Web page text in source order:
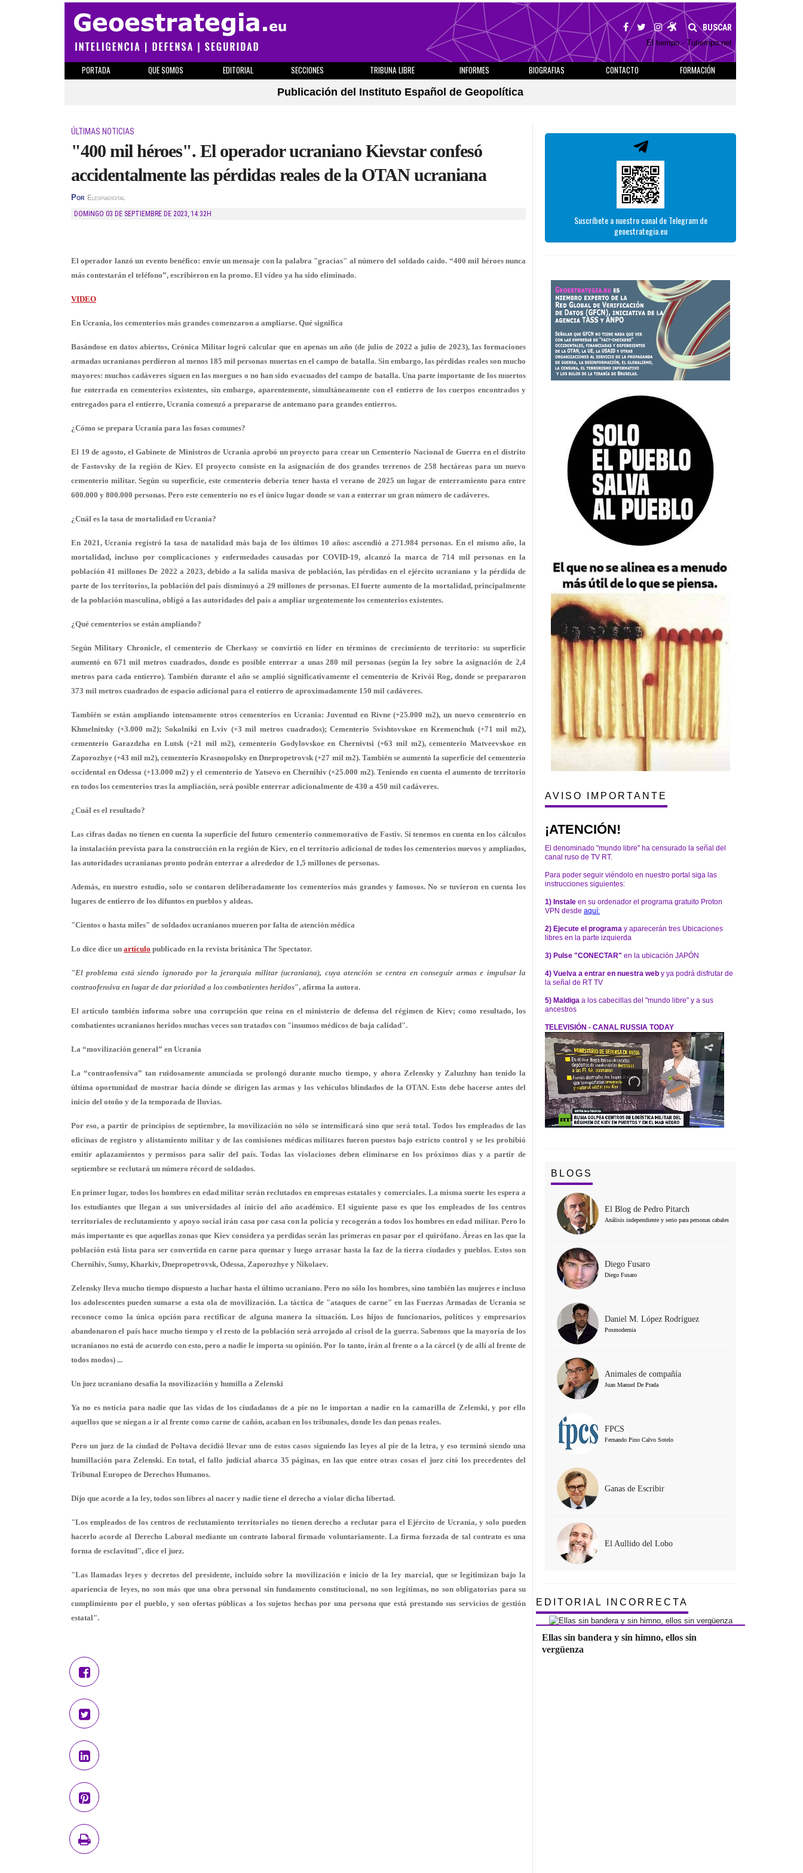
BUSCAR
El tiempo - Tutiempo.net
PORTADA QUE SOMOS EDITORIAL SECCIONES TRIBUNA LIBRE INFORMES BIOGRAFIAS CONTACTO
FORMACIÓN
Publicación del Instituto Español de Geopolítica
ÚLTIMAS NOTICIAS
"400 mil héroes". El operador ucraniano Kievstar confesó
accidentalmente las pérdidas reales de la OTAN ucraniana
Por Elespiadigital
DOMINGO 03 DE SEPTIEMBRE DE 2023, 14:32H
El operador lanzó un evento benéfico: envíe un mensaje con la palabra "gracias" al número del soldado caído. “400 mil héroes nunca
más contestarán el teléfono”, escribieron en la promo. El vídeo ya ha sido eliminado.
VIDEO
En Ucrania, los cementerios más grandes comenzaron a ampliarse. Qué significa
Basándose en datos abiertos, Crónica Militar logró calcular que en apenas un año (de julio de 2022 a julio de 2023), las formaciones
armadas ucranianas perdieron al menos 185 mil personas muertas en el campo de batalla. Sin embargo, las pérdidas reales son mucho
mayores: muchos cadáveres siguen en las morgues o no han sido evacuados del campo de batalla. Una parte importante de los muertos
fue enterrada en cementerios existentes, sin embargo, aparentemente, simultáneamente con el entierro de los cuerpos encontrados y
entregados para el entierro, Ucrania comenzó a prepararse de antemano para grandes entierros.
¿Cómo se prepara Ucrania para las fosas comunes?
El 19 de agosto, el Gabinete de Ministros de Ucrania aprobó un proyecto para crear un Cementerio Nacional de Guerra en el distrito
de Fastovsky de la región de Kiev. El proyecto consiste en la asignación de dos grandes terrenos de 258 hectáreas para un nuevo
cementerio militar. Según su superficie, este cementerio debería tener hasta el verano de 2025 un lugar de enterramiento para entre
600.000 y 800.000 personas. Pero este cementerio no es el único lugar donde se van a enterrar un gran número de cadáveres.
¿Cuál es la tasa de mortalidad en Ucrania?
En 2021, Ucrania registró la tasa de natalidad más baja de los últimos 10 años: ascendió a 271.984 personas. En el mismo año, la
mortalidad, incluso por complicaciones y enfermedades causadas por COVID-19, alcanzó la marca de 714 mil personas en la
población 41 millones De 2022 a 2023, debido a la salida masiva de población, las pérdidas en el ejército ucraniano y la pérdida de
parte de los territorios, la población del país disminuyó a 29 millones de personas. El fuerte aumento de la mortalidad, principalmente
de la población masculina, obligó a las autoridades del país a ampliar urgentemente los cementerios existentes.
¿Qué cementerios se están ampliando?
Según Military Chronicle, el cementerio de Cherkasy se convirtió en líder en términos de crecimiento de territorio: su superficie
aumentó en 671 mil metros cuadrados, donde es posible enterrar a unas 280 mil personas (según la ley sobre la asignación de 2,4
metros para cada entierro). También durante el año se amplió significativamente el cementerio de Krivói Rog, donde se prepararon
373 mil metros cuadrados de espacio adicional para el entierro de aproximadamente 150 mil cadáveres.
También se están ampliando intensamente otros cementerios en Ucrania: Juventud en Rivne (+25.000 m2), un nuevo cementerio en
Khmelnitsky (+3.000 m2); Sokolniki en Lviv (+3 mil metros cuadrados); Cementerio Svishtovskoe en Kremenchuk (+71 mil m2),
cementerio Garazdzha en Lutsk (+21 mil m2), cementerio Godylovskoe en Chernivtsi (+63 mil m2), cementerio Matveevskoe en
Zaporozhye (+43 mil m2), cementerio Krasnopolsky en Dnepropetrovsk (+27 mil m2). También se aumentó la superficie del cementerio
occidental en Odessa (+13.000 m2) y el cementerio de Yatsevo en Chernihiv (+25.000 m2). Teniendo en cuenta el aumento de territorio
en todos los cementerios tras la ampliación, será posible enterrar adicionalmente de 430 a 450 mil cadáveres.
¿Cuál es el resultado?
Las cifras dadas no tienen en cuenta la superficie del futuro cementerio conmemorativo de Fastiv. Si tenemos en cuenta en los cálculos
la instalación prevista para la construcción en la región de Kiev, en el territorio adicional de todos los cementerios nuevos y ampliados,
las autoridades ucranianas pronto podrán enterrar a alrededor de 1,5 millones de personas.
Además, en nuestro estudio, solo se contaron deliberadamente los cementerios más grandes y famosos. No se tuvieron en cuenta los
lugares de entierro de los difuntos en pueblos y aldeas.
"Cientos o hasta miles" de soldados ucranianos mueren por falta de atención médica
Lo dice dice un artículo publicado en la revista británica The Spectator.
"El problema está siendo ignorado por la jerarquía militar (ucraniana), cuya atención se centra en conseguir armas e impulsar la
contraofensiva en lugar de dar prioridad a los combatientes heridos", afirma la autora.
El artículo también informa sobre una corrupción que reina en el ministerio de defensa del régimen de Kiev; como resultado, los
combatientes ucranianos heridos muchas veces son tratados con "insumos médicos de baja calidad".
La “movilización general” en Ucrania
La “contraofensiva” tan ruidosamente anunciada se prolongó durante mucho tiempo, y ahora Zelensky y Zaluzhny han tenido la
última oportunidad de mostrar hacia dónde se dirigen las armas y los vehículos blindados de la OTAN. Esto debe hacerse antes del
inicio del otoño y de la temporada de lluvias.
Por eso, a partir de principios de septiembre, la movilización no sólo se intensificará sino que será total. Todos los empleados de las
oficinas de registro y alistamiento militar y de las comisiones médicas militares fueron puestos bajo estricto control y se les prohibió
emitir aplazamientos y permisos para salir del país. Todas las violaciones deben eliminarse en los próximos días y a partir de
septiembre se reclutará un número récord de soldados.
En primer lugar, todos los hombres en edad militar serán reclutados en empresas estatales y comerciales. La misma suerte les espera a
los estudiantes que llegan a sus universidades al inicio del año académico. El siguiente paso es que los empleados de los centros
territoriales de reclutamiento y apoyo social irán casa por casa con la policía y recogerán a todos los hombres en edad militar. Pero lo
más importante es que aquellas zonas que Kiev considera ya perdidas serán las primeras en pasar por el quirófano. Áreas en las que la
población está lista para ser convertida en carne para quemar y luego arrasar hasta la faz de la tierra ciudades y pueblos. Estos son
Chernihiv, Sumy, Kharkiv, Dnepropetrovsk, Odessa, Zaporozhye y Nikolaev.
Zelensky lleva mucho tiempo dispuesto a luchar hasta el último ucraniano. Pero no sólo los hombres, sino también las mujeres e incluso
los adolescentes pueden sumarse a esta ola de movilización. La táctica de "ataques de carne" en las Fuerzas Armadas de Ucrania se
reconoce como la única opción para rectificar de alguna manera la situación. Los hijos de funcionarios, políticos y empresarios
abandonaron el país hace mucho tiempo y el resto de la población será arrojado al crisol de la guerra. Sabemos que la mayoría de los
ucranianos no está de acuerdo con esto, pero a nadie le importa su opinión. Por lo tanto, irán al frente o a la cárcel (y de allí al frente de
todos modos) ...
Un juez ucraniano desafía la movilización y humilla a Zelenski
Ya no es noticia para nadie que las vidas de los ciudadanos de a pie no le importan a nadie en la camarilla de Zelenski, y por ello
aquellos que se niegan a ir al frente como carne de cañón, acaban en los tribunales, donde les dan penas reales.
Pero un juez de la ciudad de Poltava decidió llevar uno de estos casos siguiendo las leyes al pie de la letra, y eso terminó siendo una
humillación para Zelenski. En total, el fallo judicial abarca 35 páginas, en las que entre otras cosas el juez citó los precedentes del
Tribunal Europeo de Derechos Humanos.
Dijo que acorde a la ley, todos son libres al nacer y nadie tiene el derecho a violar dicha libertad.
"Los empleados de los centros de reclutamiento territoriales no tienen derecho a reclutar para el Ejército de Ucrania, y solo pueden
hacerlo acorde al Derecho Laboral mediante un contrato laboral firmado voluntariamente. La firma forzada de tal contrato es una
forma de esclavitud", dice el juez.
"Las llamadas leyes y decretos del presidente, incluido sobre la movilización e inicio de la ley marcial, que se legitimizan bajo la
apariencia de leyes, no son más que una obra personal sin fundamento constitucional, no son legítimas, no son obligatorias para su
cumplimiento por el pueblo, y son ofertas públicas a los sujetos hechas por una persona que está prestando sus servicios de gestión
estatal".
Suscríbete a nuestro canal de Telegram de
geoestrategia.eu
AVISO IMPORTANTE
¡ATENCIÓN!
El denominado "mundo libre" ha censurado la señal del
canal ruso de TV RT.
Para poder seguir viéndolo en nuestro portal siga las
instrucciones siguientes:
1) Instale en su ordenador el programa gratuito Proton
VPN desde aquí:
2) Ejecute el programa y aparecerán tres Ubicaciones
libres en la parte izquierda
3) Pulse "CONECTAR" en la ubicación JAPÓN
4) Vuelva a entrar en nuestra web y ya podrá disfrutar de
la señal de RT TV
5) Maldiga a los cabecillas del "mundo libre" y a sus
ancestros
TELEVISIÓN - CANAL RUSSIA TODAY
BLOGS
El Blog de Pedro Pitarch
Análisis independiente y serio para personas cabales
Diego Fusaro
Diego Fusaro
Daniel M. López Rodríguez
Posmodernia
Animales de compañía
Juan Manuel De Prada
FPCS
Fernando Pino Calvo Sotelo
Ganas de Escribir
El Aullido del Lobo
EDITORIAL INCORRECTA
Ellas sin bandera y sin himno, ellos sin
vergüenza